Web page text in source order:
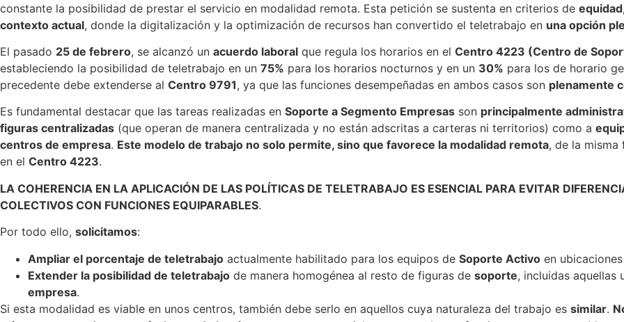
constante la posibilidad de prestar el servicio en modalidad remota. Esta petición se sustenta en criterios de
contexto actual, donde la digitalización y la optimización de recursos han convertido el teletrabajo en una opción
El pasado 25 de febrero, se alcanzó un acuerdo laboral que regula los horarios en el Centro 4223 (Centro de
estableciendo la posibilidad de teletrabajo en un 75% para los horarios nocturnos y en un 30% para los de horario
precedente debe extenderse al Centro 9791, ya que las funciones desempeñadas en ambos casos son plenamente
Es fundamental destacar que las tareas realizadas en Soporte a Segmento Empresas son principalmente
figuras centralizadas (que operan de manera centralizada y no están adscritas a carteras ni territorios) como a
centros de empresa. Este modelo de trabajo no solo permite, sino que favorece la modalidad remota, de la misma
en el Centro 4223.
LA COHERENCIA EN LA APLICACIÓN DE LAS POLÍTICAS DE TELETRABAJO ES ESENCIAL PARA EVITAR
COLECTIVOS CON FUNCIONES EQUIPARABLES.
Por todo ello, solicitamos:
Ampliar el porcentaje de teletrabajo actualmente habilitado para los equipos de Soporte Activo en
Extender la posibilidad de teletrabajo de manera homogénea al resto de figuras de soporte, incluidas aquellas
empresa.
Si esta modalidad es viable en unos centros, también debe serlo en aquellos cuya naturaleza del trabajo es similar.